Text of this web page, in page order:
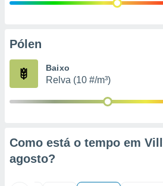
e
de
Pólen
Baixo
Relva (10 #/m³)
Como está o tempo em
agosto?